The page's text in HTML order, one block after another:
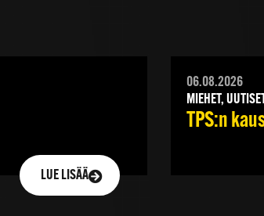
LUE LISÄÄ
06.08.2026
MIEHET, UUTISET
TPS:n